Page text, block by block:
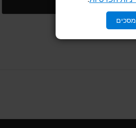
מסכים
נעליים סנדלים